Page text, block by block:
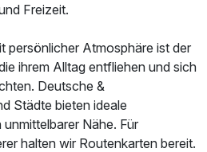
p.P. ab
Freizeit.
persönlicher Atmosphäre ist der
ihrem Alltag entfliehen und sich
Deutsche &
Städte bieten ideale
Nähe. Für
halten wir Routenkarten bereit.